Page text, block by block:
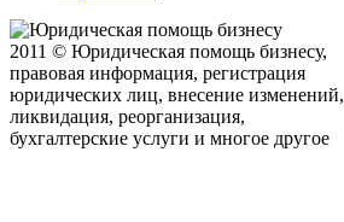
2011 © Юридическая помощь бизнесу,
правовая информация, регистрация
юридических лиц, внесение изменений,
ликвидация, реорганизация,
бухгалтерские услуги и многое другое